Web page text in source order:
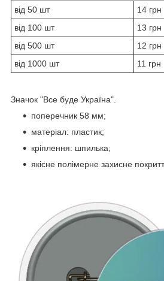
від 50 шт
14 грн
від 100 шт
13 грн
від 500 шт
12 грн
від 1000 шт
11 грн
Значок "Все буде Україна".
поперечник 58 мм;
матеріал: пластик;
кріплення: шпилька;
якісне полімерне захисне